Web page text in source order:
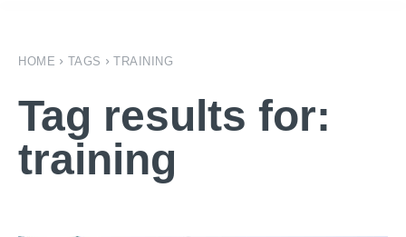
HOME TAGS TRAINING
Tag results for:
training